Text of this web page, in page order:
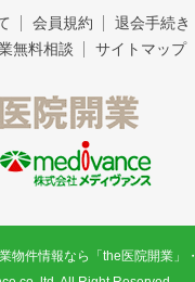
会員規約 退会手続き
無料相談 サイトマップ
式会社メディヴァ
物件情報なら「the医院開業」・